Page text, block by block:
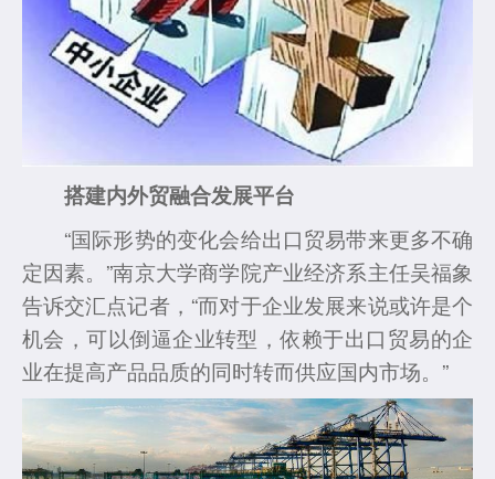
搭建内外贸融合发展平台
“国际形势的变化会给出口贸易带来更多不确
定因素。”南京大学商学院产业经济系主任吴福象
告诉交汇点记者，“而对于企业发展来说或许是个
机会，可以倒逼企业转型，依赖于出口贸易的企
业在提高产品品质的同时转而供应国内市场。”